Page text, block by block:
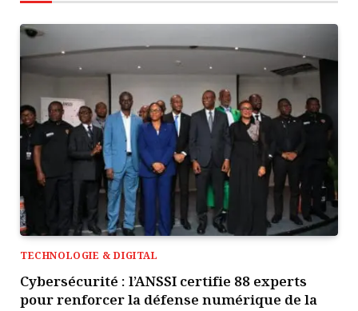
TECHNOLOGIE & DIGITAL
Cybersécurité : l’ANSSI certifie 88 experts
pour renforcer la défense numérique de la